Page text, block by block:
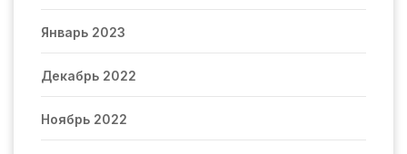
Январь 2023
Декабрь 2022
Ноябрь 2022